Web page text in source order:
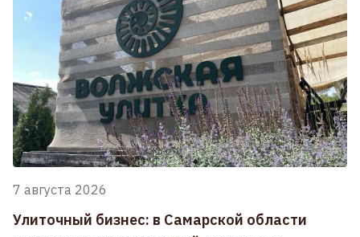
7 августа 2026
Улиточный бизнес: в Самарской области